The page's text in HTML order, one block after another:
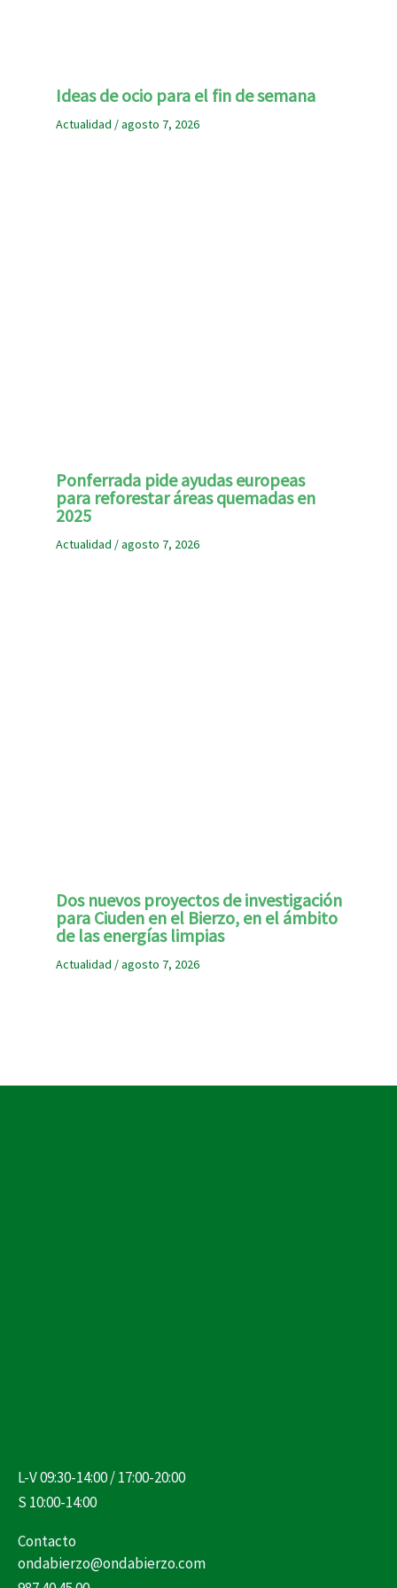
Ideas de ocio para el fin de semana
Actualidad /agosto 7, 2026
Ponferrada pide ayudas europeas
para reforestar áreas quemadas en
2025
Actualidad /agosto 7, 2026
Dos nuevos proyectos de investigación
para Ciuden en el Bierzo, en el ámbito
de las energías limpias
Actualidad /agosto 7, 2026
L-V 09:30-14:00 / 17:00-20:00
S 10:00-14:00
Contacto
ondabierzo@ondabierzo.com